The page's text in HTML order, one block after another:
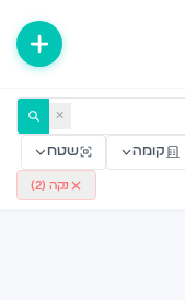
היחיד ✕
קומה שטח
נקה (2
)